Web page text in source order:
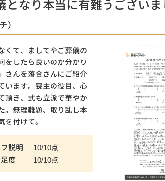
なり本当に有難うございま
）
くて、ましてやご葬儀の
をしたら良いのか分かり
さんを落合さんにご紹介
います。喪主の役目、心
頂き、式も立派で華やか
。無理難題、取り乱し本
付けて。
説明
10/10点
度
10/10点